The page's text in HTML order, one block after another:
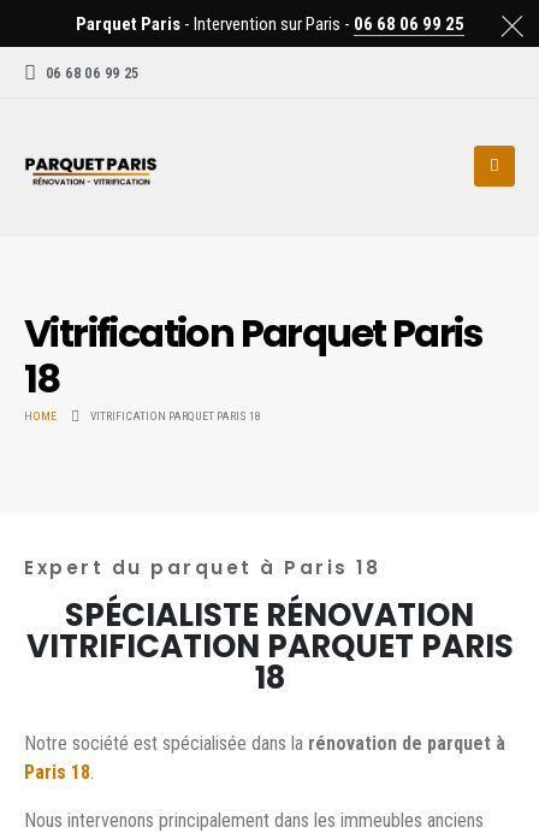
Parquet Paris- Intervention sur Paris - 06 68 06 99 25
06 68 06 99 25
Vitrification Parquet Paris
18
HOME VITRIFICATION PARQUET PARIS 18
Expert du parquet à Paris 18
SPÉCIALISTE RÉNOVATION
VITRIFICATION PARQUET PARIS
18
Notre société est spécialisée dans la rénovation de parquet à
Paris 18
Nous intervenons principalement dans les immeubles anciens